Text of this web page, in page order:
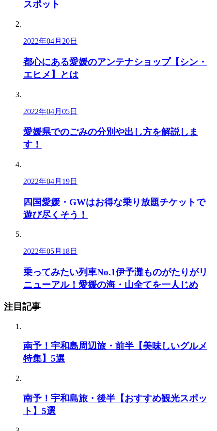
スポット
2022年04月20日
都心にある愛媛のアンテナショップ【シン・
エヒメ】とは
2022年04月05日
愛媛県でのごみの分別や出し方を解説しま
す！
2022年04月19日
四国愛媛・GWはお得な乗り放題チケットで
遊び尽くそう！
2022年05月18日
乗ってみたい列車No.1伊予灘ものがたりがリ
ニューアル！愛媛の海・山全てを一人じめ
注目記事
南予！宇和島周辺旅・前半【美味しいグルメ
特集】5選
南予！宇和島旅・後半【おすすめ観光スポッ
ト】5選